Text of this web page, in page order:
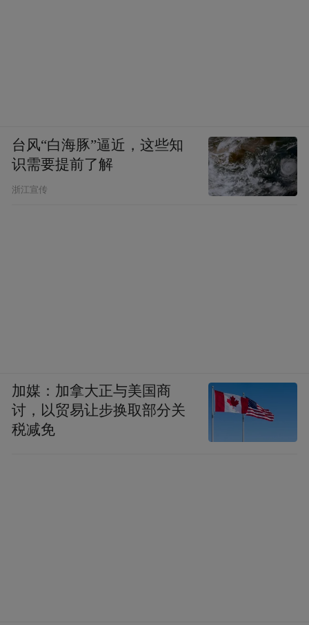
台风“白海豚”逼近，这些知
识需要提前了解
浙江宣传
加媒：加拿大正与美国商
讨，以贸易让步换取部分关
税减免